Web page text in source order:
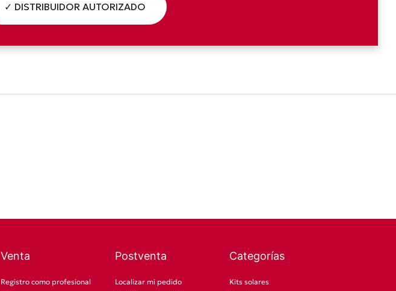
✓ DISTRIBUIDOR AUTORIZADO
Venta
Registro como profesional
Postventa
Localizar mi pedido
Categorías
Kits solares